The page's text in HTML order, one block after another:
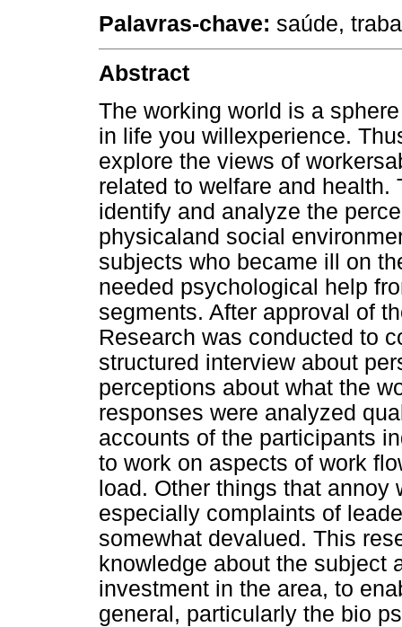
Palavras-chave: saúde,
Abstract
The working world is a
in life you willexperience.
explore the views of
related to welfare and
identify and analyze the
physicaland social
subjects who became ill on
needed psychological help
segments. After approval of
Research was conducted to
structured interview about
perceptions about what the
responses were analyzed
accounts of the participants
to work on aspects of work
load. Other things that annoy
especially complaints of
somewhat devalued. This
knowledge about the subject
investment in the area, to
general, particularly the bio